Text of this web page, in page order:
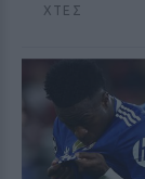
ΧΤΕΣ